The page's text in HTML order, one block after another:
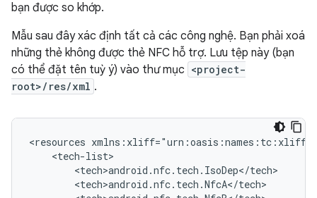
bạn được so khớp.
Mẫu sau đây xác định tất cả các công nghệ. Bạn phải xoá
những thẻ không được thẻ NFC hỗ trợ. Lưu tệp này (bạn
có thể đặt tên tuỳ ý) vào thư mục <project-
root>/res/xml .
<resources